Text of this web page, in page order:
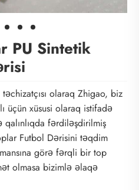
PU Sintetik
olaraq Zhigao, biz
üçün xüsusi olaraq istifadə
qalınlıqda fərdiləşdirilmiş
Futbol Dərisini təqdim
görə fərqli bir top
olmasa bizimlə əlaqə